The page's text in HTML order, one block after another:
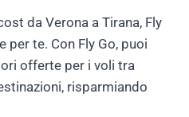
da Verona a Tirana, Fly
per te. Con Fly Go, puoi
offerte per i voli tra
risparmiando